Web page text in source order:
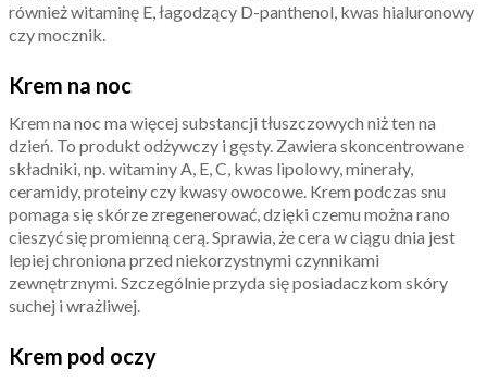
również witaminę E, łagodzący D-panthenol, kwas hialuronowy
czy mocznik.
Krem na noc
Krem na noc ma więcej substancji tłuszczowych niż ten na
dzień. To produkt odżywczy i gęsty. Zawiera skoncentrowane
składniki, np. witaminy A, E, C, kwas lipolowy, minerały,
ceramidy, proteiny czy kwasy owocowe. Krem podczas snu
pomaga się skórze zregenerować, dzięki czemu można rano
cieszyć się promienną cerą. Sprawia, że cera w ciągu dnia jest
lepiej chroniona przed niekorzystnymi czynnikami
zewnętrznymi. Szczególnie przyda się posiadaczkom skóry
suchej i wrażliwej.
Krem pod oczy